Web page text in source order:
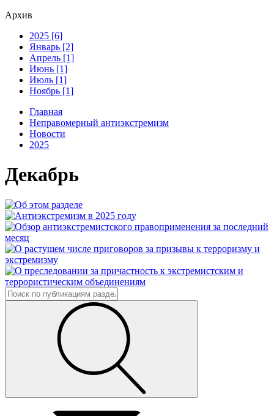
Архив
2025 [6]
Январь [2]
Апрель [1]
Июнь [1]
Июль [1]
Ноябрь [1]
Главная
Неправомерный антиэкстремизм
Новости
2025
Декабрь